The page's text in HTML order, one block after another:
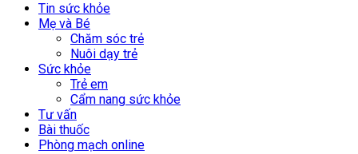
Tin sức khỏe
Mẹ và Bé
Chăm sóc trẻ
Nuôi dạy trẻ
Sức khỏe
Trẻ em
Cẩm nang sức khỏe
Tư vấn
Bài thuốc
Phòng mạch online